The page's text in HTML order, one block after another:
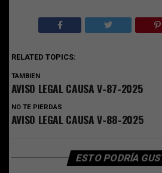
RELATED TOPICS:
TAMBIEN
AVISO LEGAL CAUSA V-87-2025
NO TE PIERDAS
AVISO LEGAL CAUSA V-88-2025
ESTO PODRÍA